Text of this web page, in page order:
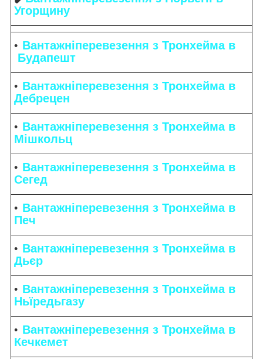
Угорщину
Вантажніперевезення з Тронхейма в
Будапешт
Вантажніперевезення з Тронхейма в
Дебрецен
Вантажніперевезення з Тронхейма в
Мішкольц
Вантажніперевезення з Тронхейма в
Сегед
Вантажніперевезення з Тронхейма в
Печ
Вантажніперевезення з Тронхейма в
Дьєр
Вантажніперевезення з Тронхейма в
Ньїредьгазу
Вантажніперевезення з Тронхейма в
Кечкемет